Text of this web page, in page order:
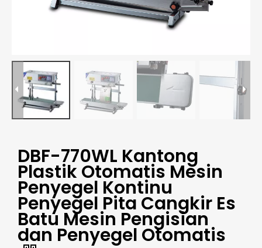
DBF-770WL Kantong
Plastik Otomatis Mesin
Penyegel Kontinu
Penyegel Pita Cangkir Es
Batu Mesin Pengisian
dan Penyegel Otomatis